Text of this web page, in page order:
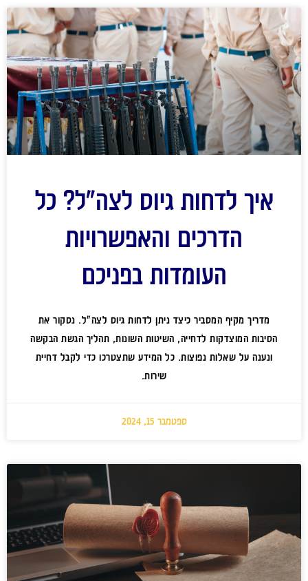
איך לדחות גיוס לצה"ל? כל
הדרכים והאפשרויות
העומדות בפניכם
מדריך מקיף המסביר כיצד ניתן לדחות גיוס לצה"ל. נסקור את
הסיבות המוצדקות לדחייה, השיטות השונות, תהליך הגשת הבקשה
ונענה על שאלות נפוצות. כל המידע שתצטרכו כדי לקבל דחיית
שירות.
ספטמבר 15, 2024